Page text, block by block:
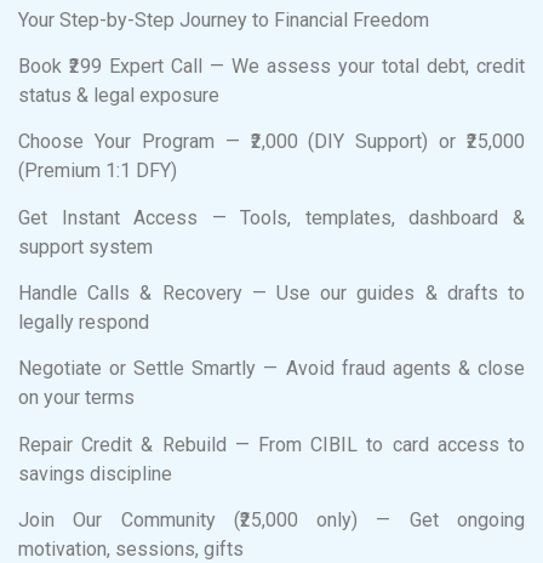
Your Step-by-Step Journey to Financial Freedom
Book ₹299 Expert Call — We assess your total debt, credit
status & legal exposure
Choose Your Program — ₹2,000 (DIY Support) or ₹25,000
(Premium 1:1 DFY)
Get Instant Access — Tools, templates, dashboard &
support system
Handle Calls & Recovery — Use our guides & drafts to
legally respond
Negotiate or Settle Smartly — Avoid fraud agents & close
on your terms
Repair Credit & Rebuild — From CIBIL to card access to
savings discipline
Join Our Community (₹25,000 only) — Get ongoing
motivation, sessions, gifts